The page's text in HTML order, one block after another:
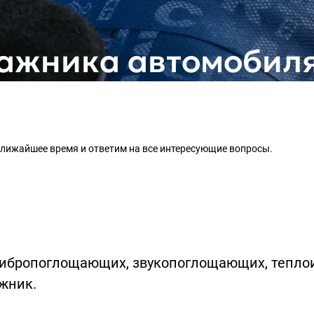
время и ответим на все интересующие вопросы.
звукопоглощающих,